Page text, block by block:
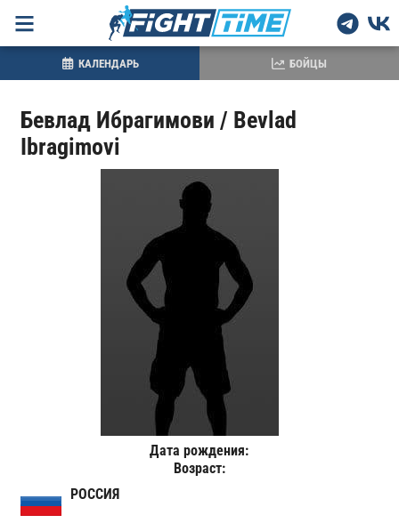
Бевлад Ибрагимови / Bevlad
Ibragimovi
Дата рождения:
Возраст:
РОССИЯ
КАЛЕНДАРЬ БОЙЦЫ